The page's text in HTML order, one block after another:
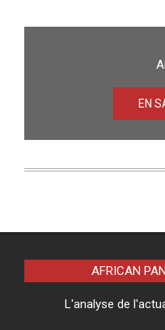
EN
AFRICAN
L'analyse de